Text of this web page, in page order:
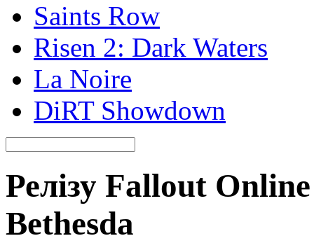
Saints Row
Risen 2: Dark Waters
La Noire
DiRT Showdown
Релізу Fallout
Bethesda